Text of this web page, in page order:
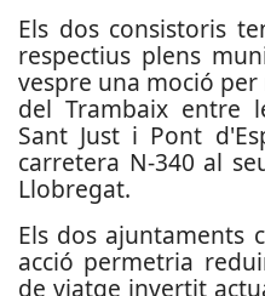
Els dos consistoris
respectius plens
vespre una moció
del Trambaix entre
Sant Just i Pont
carretera N-340 al
Llobregat.
Els dos ajuntaments
acció permetria
de viatge invertit